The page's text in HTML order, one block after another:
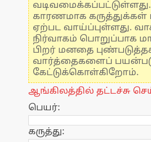
காரணமாக கருத்துக்கள்
ஏற்பட வாய்ப்புள்ளது.
நிர்வாகம் பொறுப்பாக
பிறர் மனதை
வார்த்தைகளைப்
கேட்டுக்கொள்கிறோம்.
ஆங்கிலத்தில் தட்டச்சு
பெயர்:
கருத்து: